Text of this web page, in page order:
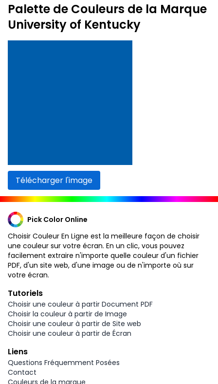
Palette de Couleurs de la Marque
University of Kentucky
Télécharger l'image
Pick Color Online
Choisir Couleur En Ligne est la meilleure façon de choisir
une couleur sur votre écran. En un clic, vous pouvez
facilement extraire n'importe quelle couleur d'un fichier
PDF, d'un site web, d'une image ou de n'importe où sur
votre écran.
Tutoriels
Choisir une couleur à partir Document PDF
Choisir la couleur à partir de Image
Choisir une couleur à partir de Site web
Choisir une couleur à partir de Écran
Liens
Questions Fréquemment Posées
Contact
Couleurs de la marque